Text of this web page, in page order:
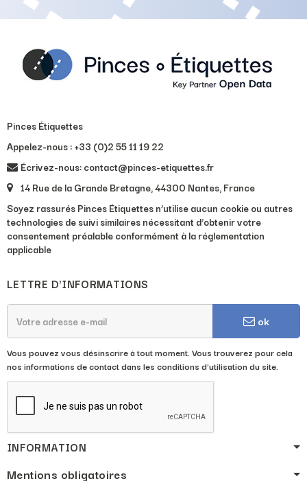
Pinces Étiquettes
Appelez-nous :+33 (0)2 55 11 19 22
Écrivez-nous: contact@pinces-etiquettes.fr
14 Rue de la Grande Bretagne, 44300 Nantes, France
Soyez rassurés Pinces Étiquettes n’utilise aucun cookie ou autres
technologies de suivi similaires nécessitant d’obtenir votre
consentement préalable conformément à la réglementation
applicable
LETTRE D'INFORMATIONS
ok
Vous pouvez vous désinscrire à tout moment. Vous trouverez pour cela
nos informations de contact dans les conditions d'utilisation du site.
INFORMATION
Mentions obligatoires